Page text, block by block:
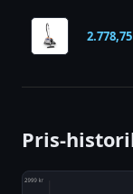
Pris-